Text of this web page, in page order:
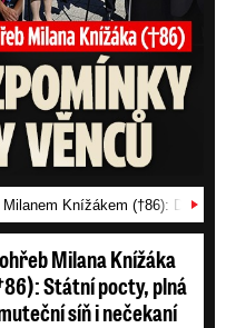
Knížákem (†86):
Milana Knížáka
Státní pocty, plná
síň i nečekaní